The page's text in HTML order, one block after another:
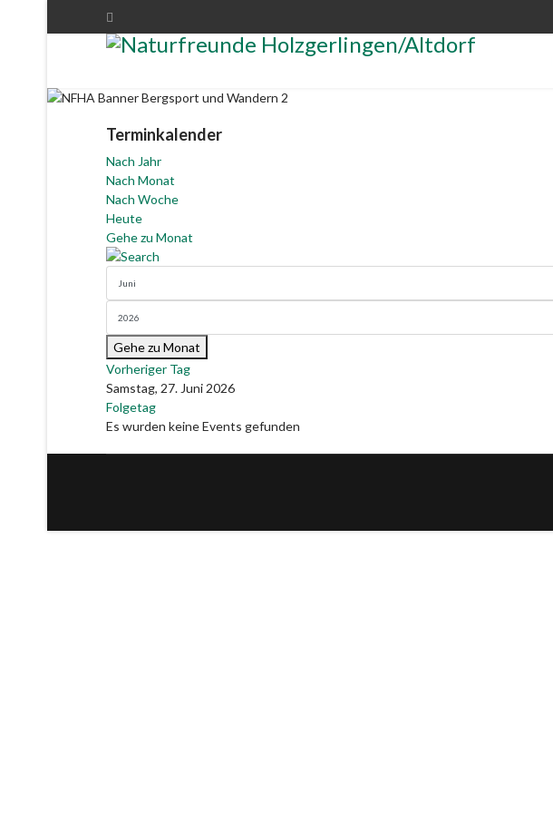
Terminkalender
Nach Jahr
Nach Monat
Nach Woche
Heute
Gehe zu Monat
Gehe zu Monat
Vorheriger Tag
Samstag, 27. Juni 2026
Folgetag
Es wurden keine Events gefunden